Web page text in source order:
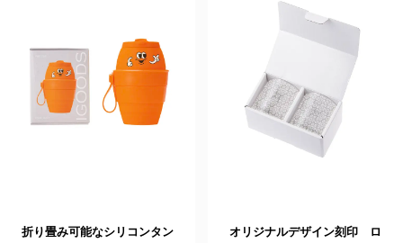
折り畳み可能なシリコンタン
オリジナルデザイン刻印 ロ